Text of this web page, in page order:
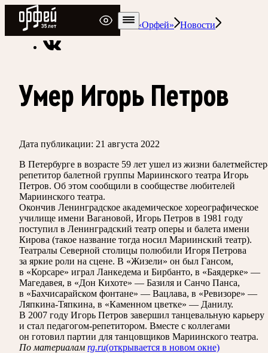
Радио Орфей
Радио классической музыки «Орфей»
Новости
Умер Игорь Петров
Дата публикации: 21 августа 2022
В Петербурге в возрасте 59 лет ушел из жизни
репетитор балетной группы Мариинского театра Игорь
Петров. Об этом сообщили в сообществе любителей
Мариинского театра.
Окончив Ленинградское академическое хореографическое
училище имени Вагановой, Игорь Петров в 1981 году
поступил в Ленинградский театр оперы и балета имени
Кирова (такое название тогда носил Мариинский театр).
Театралы Северной столицы полюбили Игоря Петрова
за яркие роли на сцене. В «Жизели» он был Гансом,
в «Корсаре» играл Ланкедема и Бирбанто, в «Баядерке» —
Магедавея, в «Дон Кихоте» — Базиля и Санчо Панса,
в «Бахчисарайском фонтане» — Вацлава, в «Ревизоре» —
Ляпкина-Тяпкина, в «Каменном цветке» — Данилу.
В 2007 году Игорь Петров завершил танцевальную карьеру
и стал педагогом-репетитором. Вместе с коллегами
он готовил партии для танцовщиков Мариинского театра.
По материалам rg.ru(открывается в новом окне)